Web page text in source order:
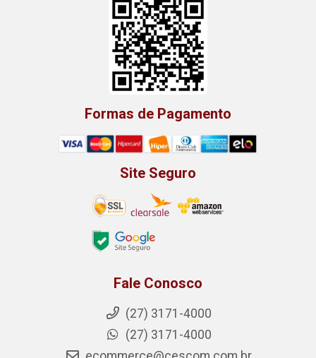
Formas de Pagamento
Site Seguro
Fale Conosco
(27) 3171-4000
(27) 3171-4000